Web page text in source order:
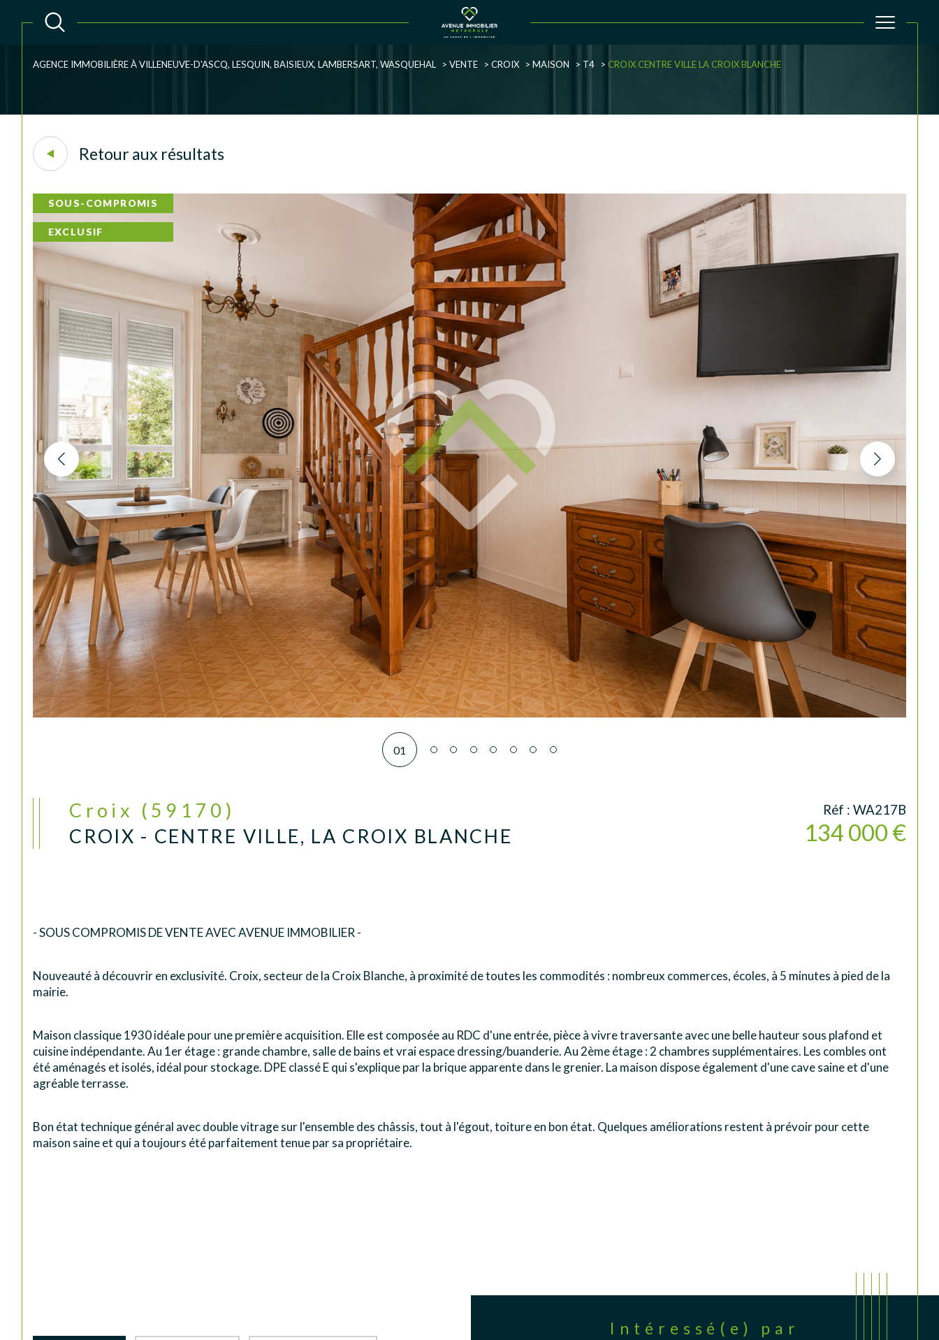
du neuf
Voir les
AGENCE IMMOBILIÈRE À VILLENEUVE-D'ASCQ, LESQUIN, BAISIEUX, LAMBERSART, WASQUEHAL VENTE CROIX MAISON T4 CROIX CENTRE VILLE LA CROIX BLANCHE
Retour aux résultats
SOUS-COMPROMIS
EXCLUSIF
01
Croix (59170)
CROIX - CENTRE VILLE, LA CROIX BLANCHE
Réf : WA217B
134 000 €
- SOUS COMPROMIS DE VENTE AVEC AVENUE IMMOBILIER -
Nouveauté à découvrir en exclusivité. Croix, secteur de la Croix Blanche, à proximité de toutes les commodités : nombreux commerces, écoles, à 5 minutes à pied de la
mairie.
Maison classique 1930 idéale pour une première acquisition. Elle est composée au RDC d'une entrée, pièce à vivre traversante avec une belle hauteur sous plafond et
cuisine indépendante. Au 1er étage : grande chambre, salle de bains et vrai espace dressing/buanderie. Au 2ème étage : 2 chambres supplémentaires. Les combles ont
été aménagés et isolés, idéal pour stockage. DPE classé E qui s'explique par la brique apparente dans le grenier. La maison dispose également d'une cave saine et d'une
agréable terrasse.
Bon état technique général avec double vitrage sur l'ensemble des châssis, tout à l'égout, toiture en bon état. Quelques améliorations restent à prévoir pour cette
maison saine et qui a toujours été parfaitement tenue par sa propriétaire.
Intéressé(e) par